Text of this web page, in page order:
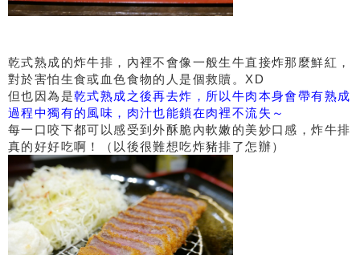
乾式熟成的炸牛排，內裡不會像一般生牛直接炸那麼鮮紅，
對於害怕生食或血色食物的人是個救贖。XD
但也因為是乾式熟成之後再去炸，所以牛肉本身會帶有熟成
過程中獨有的風味，肉汁也能鎖在肉裡不流失～
每一口咬下都可以感受到外酥脆內軟嫩的美妙口感，炸牛排
真的好好吃啊！（以後很難想吃炸豬排了怎辦）